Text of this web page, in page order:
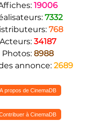
19006
7332
768
Acteurs: 34187
Photos: 8988
annonce: 2689
A propos de CinemaDB
à CinemaDB